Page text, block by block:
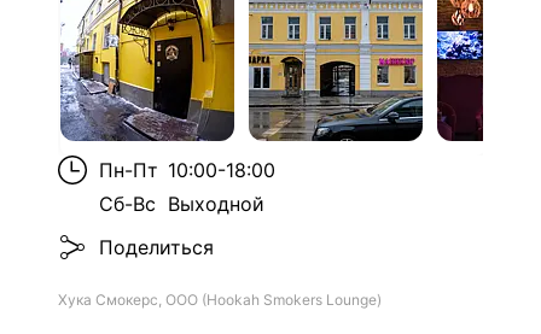
Пн-Пт 10:00-18:00
Сб-Вс Выходной
Поделиться
Хука Смокерс, ООО (Hookah Smokers Lounge)